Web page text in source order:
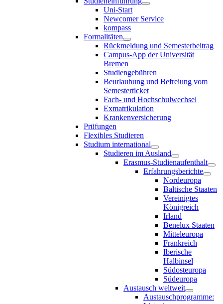
Uni-Start
Newcomer Service
kompass
Formalitäten
Rückmeldung und Semesterbeitrag
Campus-App der Universität
Bremen
Studiengebühren
Beurlaubung und Befreiung vom
Semesterticket
Fach- und Hochschulwechsel
Exmatrikulation
Krankenversicherung
Prüfungen
Flexibles Studieren
Studium international
Studieren im Ausland
Erasmus-Studienaufenthalt
Erfahrungsberichte
Nordeuropa
Baltische Staaten
Vereinigtes
Königreich
Irland
Benelux Staaten
Mitteleuropa
Frankreich
Iberische
Halbinsel
Südosteuropa
Südeuropa
Austausch weltweit
Austauschprogramme: